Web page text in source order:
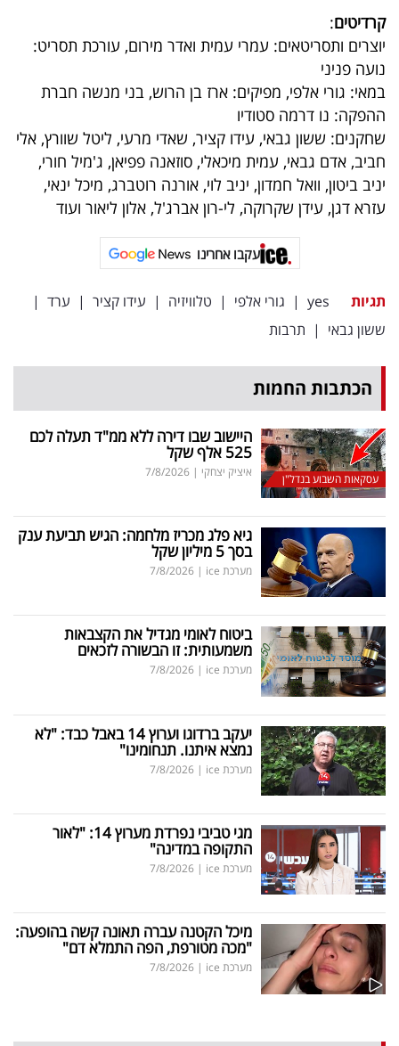
קרדיטים:
יוצרים ותסריטאים: עמרי עמית ואדר מירום, עורכת תסריט:
נועה פניני
במאי: גורי אלפי, מפיקים: ארז בן הרוש, בני מנשה חברת
ההפקה: נו דרמה סטודיו
שחקנים: ששון גבאי, עידו קציר, שאדי מרעי, ליטל שוורץ, אלי
חביב, אדם גבאי, עמית מיכאלי, סוזאנה פפיאן, ג'מיל חורי,
יניב ביטון, וואל חמדון, יניב לוי, אורנה רוטברג, מיכל ינאי,
עזרא דגן, עידן שקרוקה, לי-רון אברג'ל, אלון ליאור ועוד
עקבו אחרינו
תגיות yes
| גורי אלפי | טלוויזיה | עידו קציר | ערד |
ששון גבאי | תרבות
הכתבות החמות
עסקאות השבוע בנדל"ן
היישוב שבו דירה ללא ממ"ד תעלה לכם
525 אלף שקל
איציק יצחקי |
7/8/2026
גיא פלג מכריז מלחמה: הגיש תביעת ענק
בסך 5 מיליון שקל
מערכת ice |
7/8/2026
ביטוח לאומי מגדיל את הקצבאות
משמעותית: זו הבשורה לזכאים
מערכת ice |
7/8/2026
יעקב ברדוגו וערוץ 14 באבל כבד: "לא
נמצא איתנו. תנחומינו"
מערכת ice |
7/8/2026
מגי טביבי נפרדת מערוץ 14: "לאור
התקופה במדינה"
מערכת ice |
7/8/2026
מיכל הקטנה עברה תאונה קשה בהופעה:
"מכה מטורפת, הפה התמלא דם"
מערכת ice |
7/8/2026